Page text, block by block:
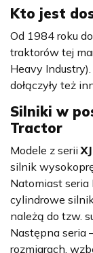
Kto jest
Od 1984 roku
traktorów tej
Heavy
dołączyły też
Silniki w
Tractor
Modele z serii
silnik
Natomiast seria
cylindrowe
należą do tzw.
Następna seria
rozmiarach,